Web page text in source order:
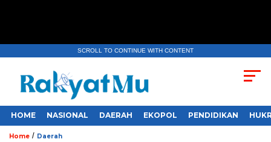
SCROLL TO CONTINUE WITH CONTENT
HOME NASIONAL DAERAH EKOPOL PENDIDIKAN
Home / Daerah